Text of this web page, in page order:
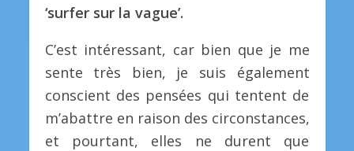
‘surfer sur la vague’.
C’est intéressant, car bien que je me
sente très bien, je suis également
conscient des pensées qui tentent de
m’abattre en raison des circonstances,
et pourtant, elles ne durent que